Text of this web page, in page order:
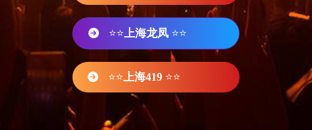
⭐⭐ 上海龙凤 ⭐⭐
⭐⭐ 上海419 ⭐⭐